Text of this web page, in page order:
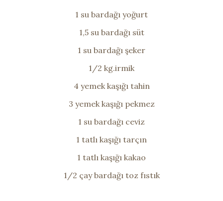
1 su bardağı yoğurt
1,5 su bardağı süt
1 su bardağı şeker
1/2 kg.irmik
4 yemek kaşığı tahin
3 yemek kaşığı pekmez
1 su bardağı ceviz
1 tatlı kaşığı tarçın
1 tatlı kaşığı kakao
1/2 çay bardağı toz fıstık